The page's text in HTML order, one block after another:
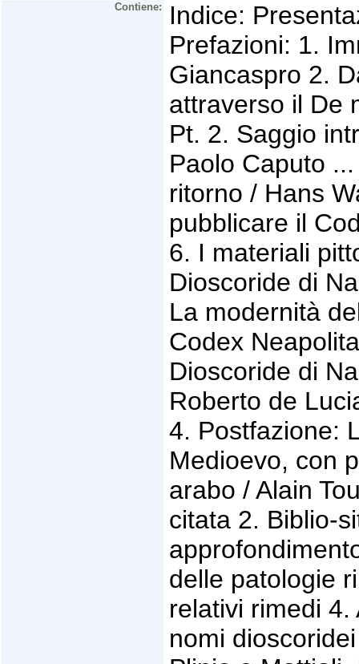
Contiene:
Indice:
Prefazioni: 1.
Giancaspro 2.
attraverso il De
Pt. 2. Saggio
Paolo Caputo
ritorno / Hans
pubblicare il
6. I materiali
Dioscoride di
La modernità
Codex
Dioscoride di
Roberto de
4. Postfazione:
Medioevo, con
arabo / Alain
citata 2. Biblio-
delle patologie
relativi rimedi
nomi